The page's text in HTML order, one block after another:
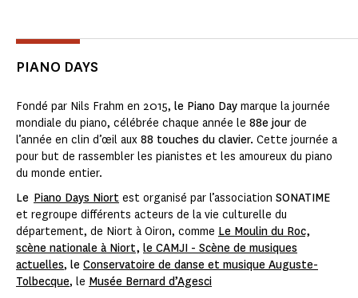
PIANO DAYS
Fondé par Nils Frahm en 2015, le Piano Day marque la journée
mondiale du piano, célébrée chaque année le 88e jour de
l’année en clin d’œil aux 88 touches du clavier. Cette journée a
pour but de rassembler les pianistes et les amoureux du piano
du monde entier.
Le Piano Days Niort est organisé par l’association SONATIME
et regroupe différents acteurs de la vie culturelle du
département, de Niort à Oiron, comme Le Moulin du Roc,
scène nationale à Niort, le CAMJI - Scène de musiques
actuelles, le Conservatoire de danse et musique Auguste-
Tolbecque, le Musée Bernard d’Agesci